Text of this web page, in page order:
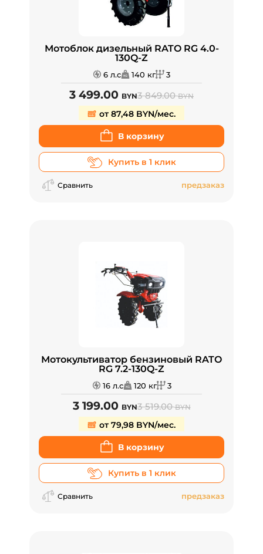
Мотоблок дизельный RATO RG 4.0-
130Q-Z
6 л.с 140 кг 3
3 499.00 BYN3 849.00BYN
от 87,48 BYN/мес.
В корзину
Купить в 1 клик
Сравнить предзаказ
Мотокультиватор бензиновый RATO
RG 7.2-130Q-Z
16 л.с 120 кг 3
3 199.00 BYN3 519.00BYN
от 79,98 BYN/мес.
В корзину
Купить в 1 клик
Сравнить предзаказ